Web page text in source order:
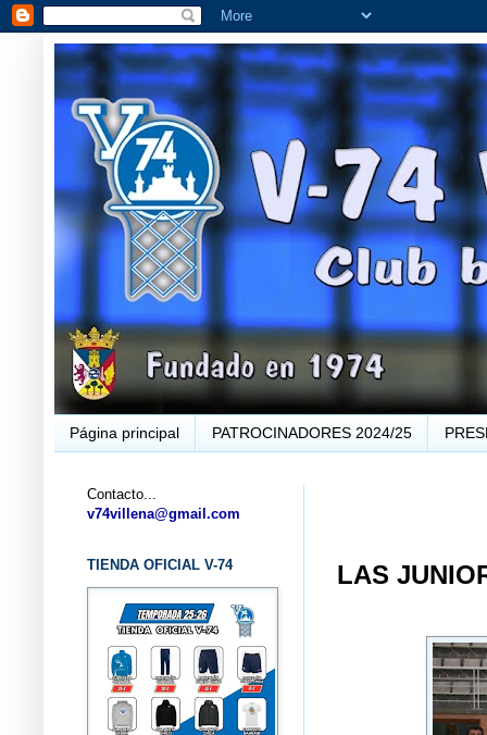
Página principal PATROCINADORES 2024/25
LAS
Contacto...
v74villena@gmail.com
TIENDA OFICIAL V-74